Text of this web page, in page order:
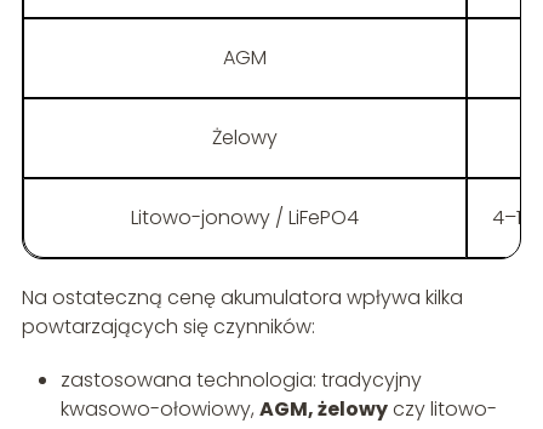
AGM
Żelowy
Litowo-jonowy / LiFePO4
Na ostateczną cenę akumulatora wpływa kilka
powtarzających się czynników:
zastosowana technologia: tradycyjny
kwasowo-ołowiowy, AGM, żelowyczy litowo-